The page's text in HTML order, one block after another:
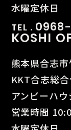
水曜定休日
TEL .
KOSHI
熊本県合志
KKT合志総
アンビーハ
営業時間